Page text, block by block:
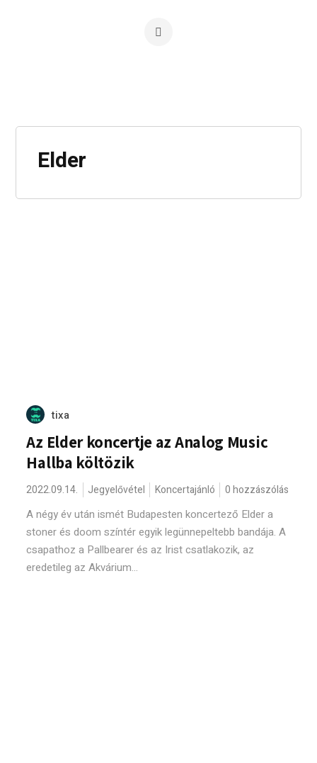
Elder
tixa
Az Elder koncertje az Analog Music
Hallba költözik
2022.09.14. Jegyelővétel Koncertajánló 0 hozzászólás
A négy év után ismét Budapesten koncertező Elder a
stoner és doom színtér egyik legünnepeltebb bandája. A
csapathoz a Pallbearer és az Irist csatlakozik, az
eredetileg az Akvárium...